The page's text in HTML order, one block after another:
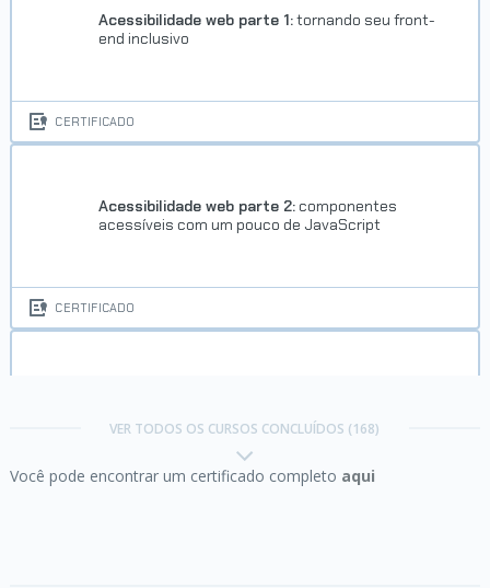
CSS para projetos web
Concluído em 22/02/2023
Acessibilidade web parte 1:tornando seu front-
end inclusivo
CERTIFICADO
Acessibilidade web parte 2: componentes
acessíveis com um pouco de JavaScript
CERTIFICADO
VER TODOS OS CURSOS CONCLUÍDOS (168)
Você pode encontrar um certificado completo aqui